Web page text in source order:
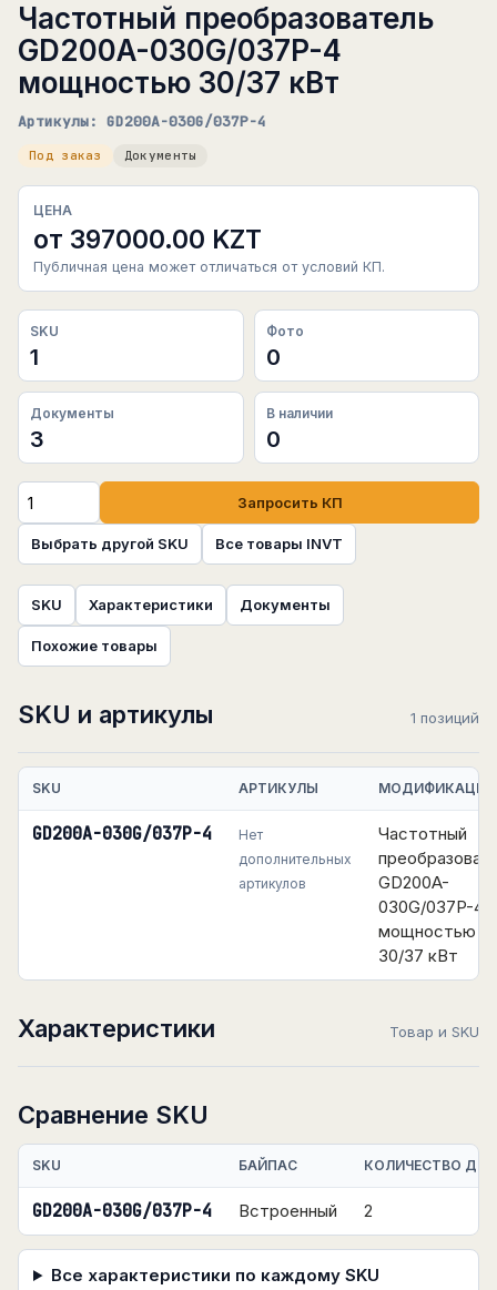
Частотный преобразователь
GD200A-030G/037P-4
мощностью 30/37 кВт
Артикулы: GD200A-030G/037P-4
Под заказ Документы
ЦЕНА
от 397000.00 KZT
Публичная цена может отличаться от условий КП.
SKU
1
Фото
0
Документы
3
В наличии
0
Запросить КП
Выбрать другой SKU Все товары INVT
SKU Характеристики Документы
Похожие товары
SKU и артикулы 1 позиций
SKU АРТИКУЛЫ МОДИФИКАЦИЯ
GD200A-030G/037P-4
Нет
дополнительных
артикулов
Частотный
GD200A-
030G/037P-4
мощностью
30/37 кВт
Характеристики Товар и SKU
Сравнение SKU
SKU БАЙПАС КОЛИЧЕСТВО
GD200A-030G/037P-4 Встроенный 2
Все характеристики по каждому SKU